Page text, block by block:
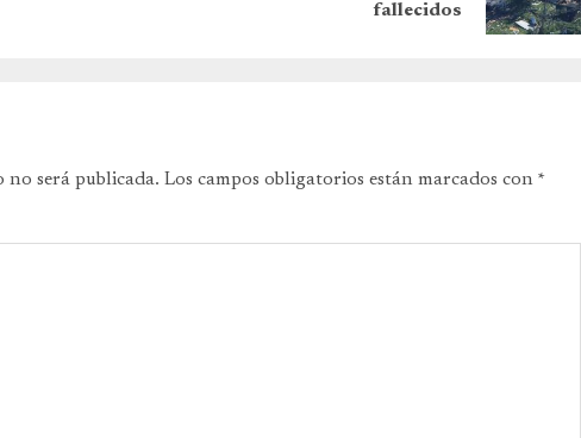
fallecidos
será publicada. Los campos obligatorios están marcados con *